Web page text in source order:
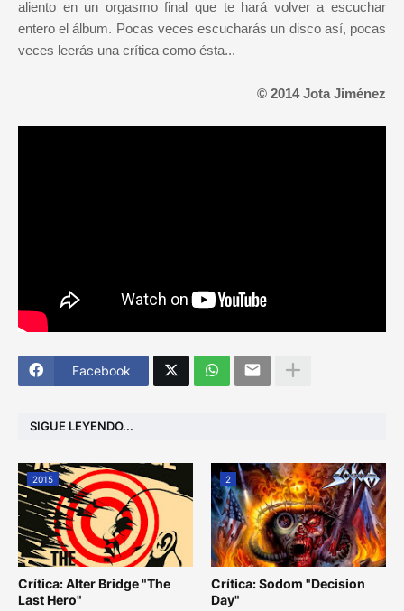
aliento en un orgasmo final que te hará volver a escuchar
entero el álbum. Pocas veces escucharás un disco así, pocas
veces leerás una crítica como ésta...
© 2014 Jota Jiménez
Facebook
SIGUE LEYENDO...
2015
Crítica: Alter Bridge "The
Last Hero"
2
Crítica: Sodom "Decision
Day"